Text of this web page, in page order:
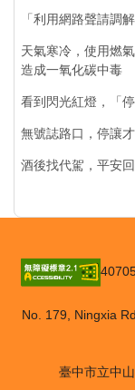
「利用網路聲請調
天氣寒冷，使用燃
造成一氧化碳中毒
看到閃光紅燈，「
無號誌路口，停讓才
酒後找代駕，平安回
No. 179, Ningxia
臺中市立中